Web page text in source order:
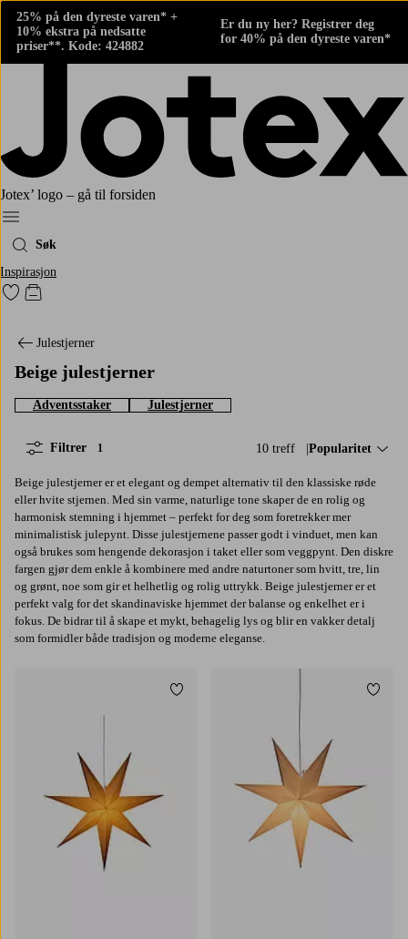
25% på den dyreste varen* +
10% ekstra på nedsatte
priser**. Kode: 424882
Er du ny her? Registrer deg
for 40% på den dyreste varen*
Jotex’ logo – gå til forsiden
Meny
Søk
Inspirasjon
Gå til favorittmerkede produkter
Gå til handlekurven
Julestjerner
Beige julestjerner
Adventsstaker Julestjerner
10 treff Sorter på:
Popularitet
Filtrer 1
Beige julestjerner er et elegant og dempet alternativ til den klassiske røde
eller hvite stjernen. Med sin varme, naturlige tone skaper de en rolig og
harmonisk stemning i hjemmet – perfekt for deg som foretrekker mer
minimalistisk julepynt. Disse julestjernene passer godt i vinduet, men kan
også brukes som hengende dekorasjon i taket eller som veggpynt. Den diskre
fargen gjør dem enkle å kombinere med andre naturtoner som hvitt, tre, lin
og grønt, noe som gir et helhetlig og rolig uttrykk. Beige julestjerner er et
perfekt valg for det skandinaviske hjemmet der balanse og enkelhet er i
fokus. De bidrar til å skape et mykt, behagelig lys og blir en vakker detalj
som formidler både tradisjon og moderne eleganse.
Legg til favoritter Legg